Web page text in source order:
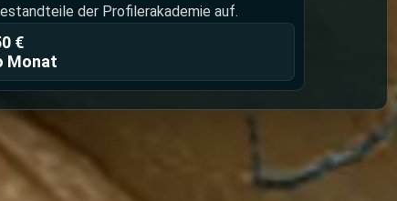
der Profilerakademie auf.
€
Monat